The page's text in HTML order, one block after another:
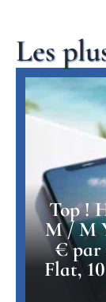
Les
Top !
M / M
€ par
Flat,